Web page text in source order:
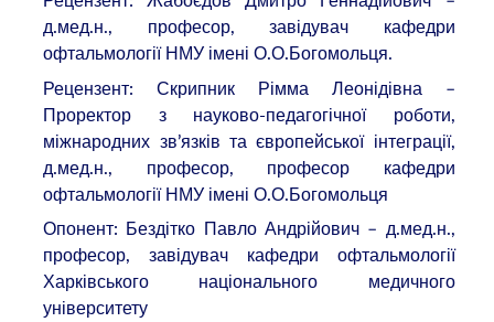
д.мед.н., професор, завідувач кафедри
офтальмології НМУ імені О.О.Богомольця.
Рецензент: Скрипник Рімма Леонідівна –
Проректор з науково-педагогічної роботи,
міжнародних зв’язків та європейської інтеграції,
д.мед.н., професор, професор кафедри
офтальмології НМУ імені О.О.Богомольця
Опонент: Бездітко Павло Андрійович – д.мед.н.,
професор, завідувач кафедри офтальмології
Харківського національного медичного
університету